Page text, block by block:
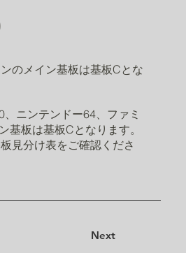
のメイン基板は基板Cとな
ニンテンドー64、ファミ
基板は基板Cとなります。
見分け表をご確認くださ
Next